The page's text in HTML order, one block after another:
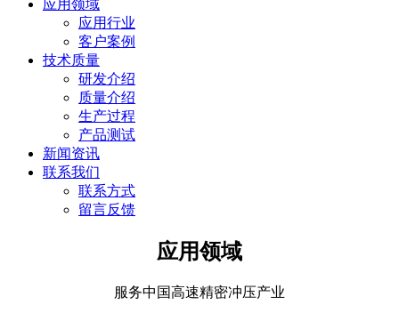
应用领域
应用行业
客户案例
技术质量
研发介绍
质量介绍
生产过程
产品测试
新闻资讯
联系我们
联系方式
留言反馈
应用领域
服务中国高速精密冲压产业